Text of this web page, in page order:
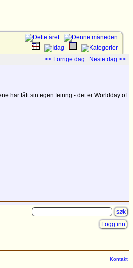
<< Forrige dag
Neste dag >>
har fått sin egen feiring - det er Worldday of
Logg inn
Kontakt